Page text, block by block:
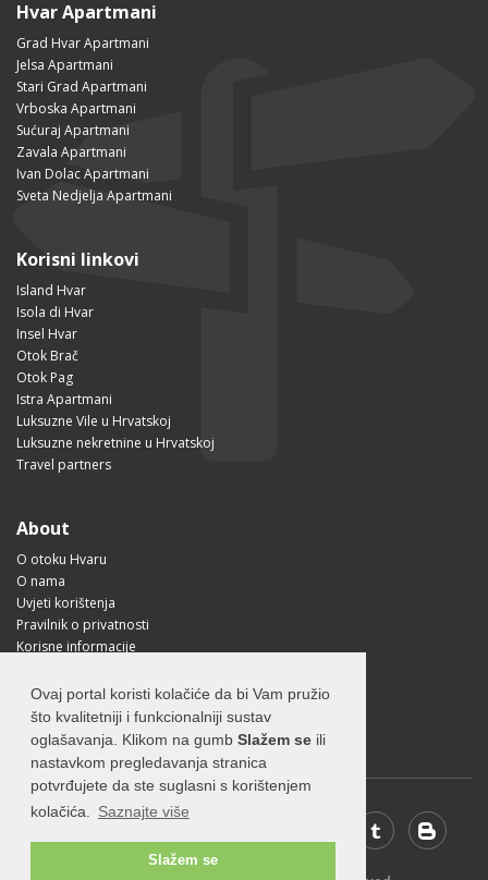
Ovaj portal koristi kolačiće da bi Vam pružio
što kvalitetniji i funkcionalniji sustav
oglašavanja. Klikom na gumb Slažem se ili
nastavkom pregledavanja stranica
potvrđujete da ste suglasni s korištenjem
kolačića.
Saznajte više
Slažem se
Hvar Apartmani
Grad Hvar Apartmani
Jelsa Apartmani
Stari Grad Apartmani
Vrboska Apartmani
Sućuraj Apartmani
Zavala Apartmani
Ivan Dolac Apartmani
Sveta Nedjelja Apartmani
Korisni linkovi
Island Hvar
Isola di Hvar
Insel Hvar
Otok Brač
Otok Pag
Istra Apartmani
Luksuzne Vile u Hrvatskoj
Luksuzne nekretnine u Hrvatskoj
Travel partners
About
O otoku Hvaru
O nama
Uvjeti korištenja
Pravilnik o privatnosti
Korisne informacije
Free Mobile App
Visit Croatia